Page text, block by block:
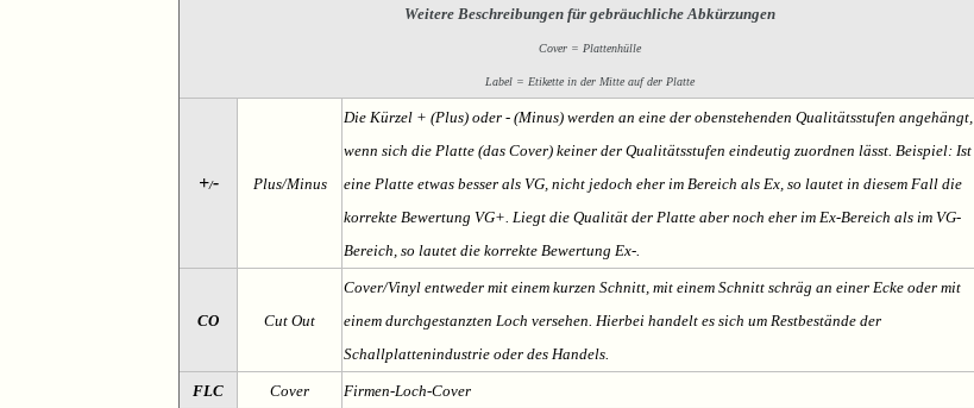
Weitere Beschreibungen für gebräuchliche Abkürzungen
Cover = Plattenhülle
Label = Etikette in der Mitte auf der Platte
+/- Plus/Minus
Die Kürzel + (Plus) oder - (Minus) werden an eine der obenstehenden Qualitätsstufen angehängt,
wenn sich die Platte (das Cover) keiner der Qualitätsstufen eindeutig zuordnen lässt. Beispiel: Ist
eine Platte etwas besser als VG, nicht jedoch eher im Bereich als Ex, so lautet in diesem Fall die
korrekte Bewertung VG+. Liegt die Qualität der Platte aber noch eher im Ex-Bereich als im VG-
Bereich, so lautet die korrekte Bewertung Ex-.
CO Cut Out
Cover/Vinyl entweder mit einem kurzen Schnitt, mit einem Schnitt schräg an einer Ecke oder mit
einem durchgestanzten Loch versehen. Hierbei handelt es sich um Restbestände der
Schallplattenindustrie oder des Handels.
FLC Cover Firmen-Loch-Cover